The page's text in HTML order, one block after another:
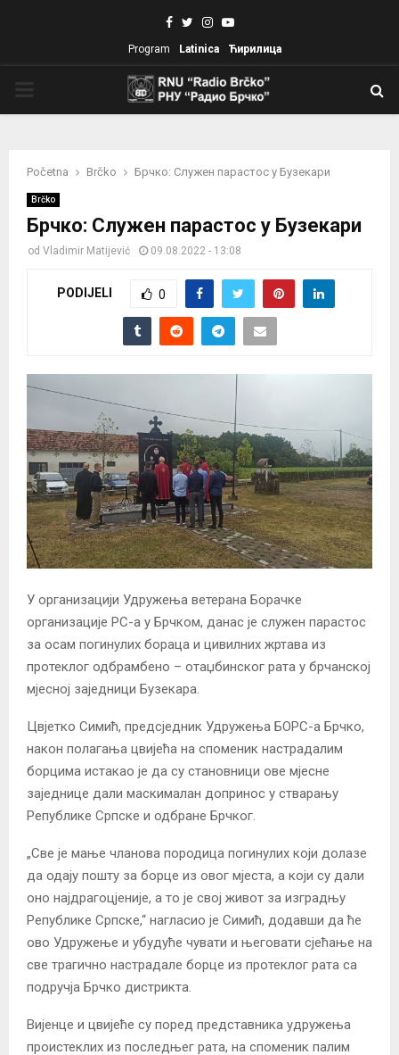
Facebook
TwitterInstagram
Youtube
Program Latinica Ћирилица
Početna Brčko Брчко: Служен парастос у Бузекари
Brčko
Брчко: Служен парастос у Бузекари
od Vladimir Matijević 09.08.2022 - 13:08
PODIJELI 0
У организацији Удружења ветерана Борачке
организације РС-а у Брчком, данас је служен парастос
за осам погинулих бораца и цивилних жртава из
протеклог одбрамбено – отаџбинског рата у брчанској
мјесној заједници Бузекара.
Цвјетко Симић, предсједник Удружења БОРС-а Брчко,
након полагања цвијећа на споменик настрадалим
борцима истакао је да су становници ове мјесне
заједнице дали маскималан допринос у стварању
Републике Српске и одбране Брчког.
„Све је мање чланова породица погинулих који долазе
да одају пошту за борце из овог мјеста, а који су дали
оно најдрагоцјеније, а то је свој живот за изградњу
Републике Српске,“ нагласио је Симић, додавши да ће
ово Удружење и убудуће чувати и његовати сјећање на
све трагично настрадале борце из протеклог рата са
подручја Брчко дистрикта.
Вијенце и цвијеће су поред представника удружења
проистеклих из последњег рата, на споменик палим